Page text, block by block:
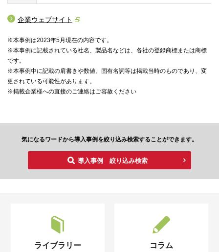
企業ウェブサイト
※本事例は2023年5月現在の内容です。
※本事例に記載されている社名、製品名などは、各社の登録商標または商標
です。
※本事例中に記載の肩書きや数値、固有名詞等は掲載当時のものであり、変
更されている可能性があります。
※掲載企業様への直接のご連絡はご容赦ください
気になるワードから導入事例を絞り込み検索することができます。
導入事例 絞り込み検索
ライブラリー コラム